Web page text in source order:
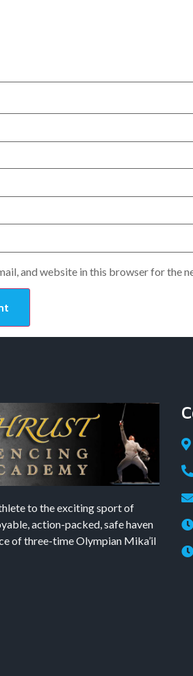
and website in this browser for the
to the exciting sport of
action-packed, safe haven
of three-time Olympian Mika’il